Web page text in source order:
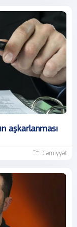
aşkarlanması
Cəmiyyət